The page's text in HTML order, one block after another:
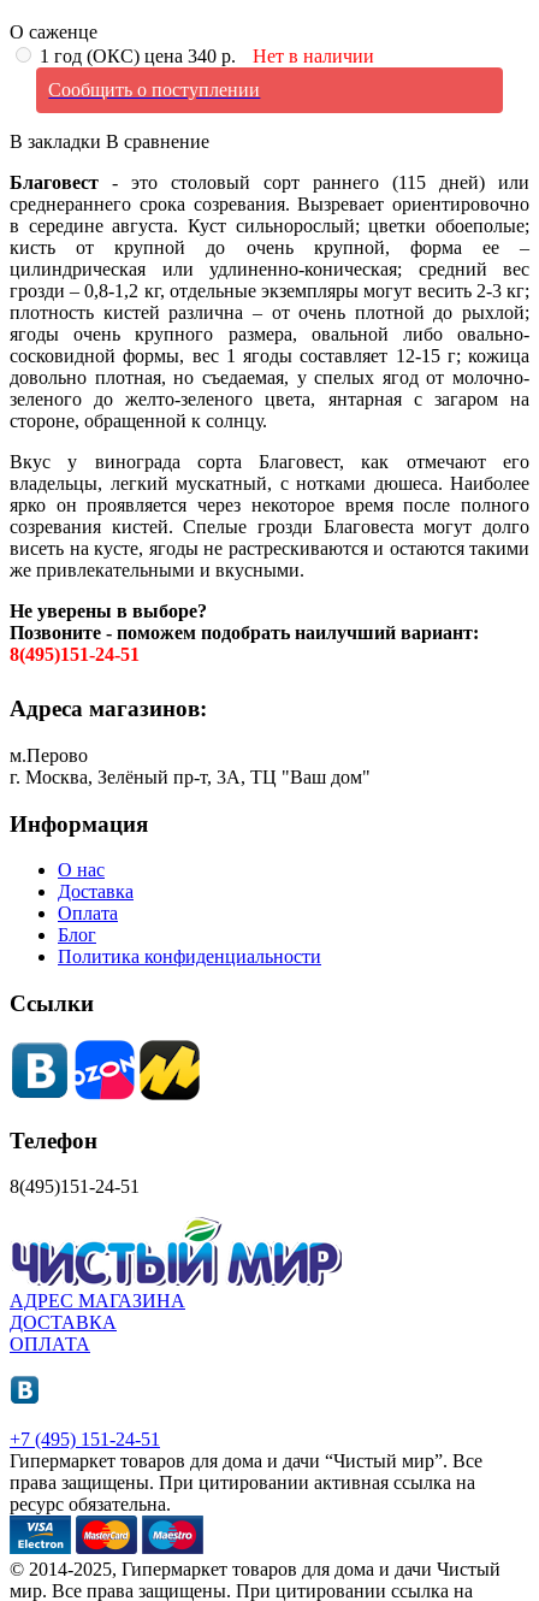
О саженце
1 год (ОКС) цена 340 р.
Нет в наличии
Сообщить о поступлении
В закладки В сравнение
Благовест - это столовый сорт раннего (115 дней) или
среднераннего срока созревания. Вызревает ориентировочно
в середине августа. Куст сильнорослый; цветки обоеполые;
кисть от крупной до очень крупной, форма ее –
цилиндрическая или удлиненно-коническая; средний вес
грозди – 0,8-1,2 кг, отдельные экземпляры могут весить 2-3 кг;
плотность кистей различна – от очень плотной до рыхлой;
ягоды очень крупного размера, овальной либо овально-
сосковидной формы, вес 1 ягоды составляет 12-15 г; кожица
довольно плотная, но съедаемая, у спелых ягод от молочно-
зеленого до желто-зеленого цвета, янтарная с загаром на
стороне, обращенной к солнцу.
Вкус у винограда сорта Благовест, как отмечают его
владельцы, легкий мускатный, с нотками дюшеса. Наиболее
ярко он проявляется через некоторое время после полного
созревания кистей. Спелые грозди Благовеста могут долго
висеть на кусте, ягоды не растрескиваются и остаются такими
же привлекательными и вкусными.
Не уверены в выборе?
Позвоните - поможем подобрать наилучший вариант:
8(495)151-24-51
Адреса магазинов:
м.Перово
г. Москва, Зелёный пр-т, 3А, ТЦ "Ваш дом"
Информация
О нас
Доставка
Оплата
Блог
Политика конфиденциальности
Ссылки
Телефон
8(495)151-24-51
АДРЕС МАГАЗИНА
ДОСТАВКА
ОПЛАТА
+7 (495) 151-24-51
Гипермаркет товаров для дома и дачи “Чистый мир”. Все
права защищены. При цитировании активная ссылка на
ресурс обязательна.
© 2014-2025, Гипермаркет товаров для дома и дачи Чистый
мир. Все права защищены. При цитировании ссылка на